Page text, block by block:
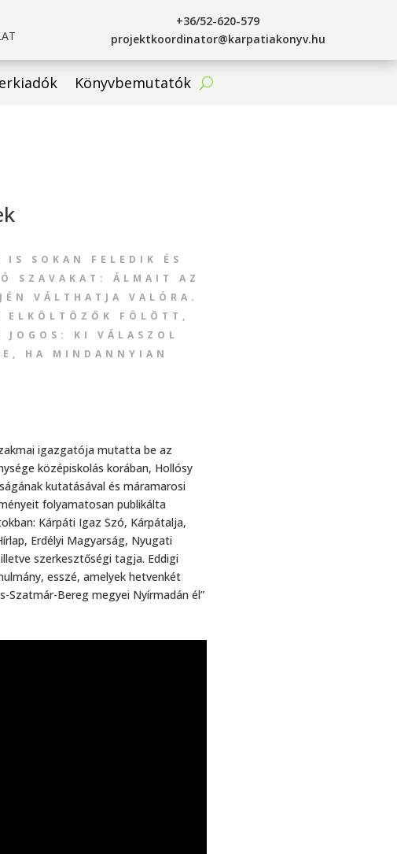
+36/52-620-579
projektkoordinator@karpatiakonyv.hu
Könyvbemutatók
SOKAN FELEDIK ÉS
SZAVAKAT: ÁLMAIT AZ
VÁLTHATJA VALÓRA.
FÖLÖTT,
JOGOS: KI VÁLASZOL
HA MINDANNYIAN
igazgatója mutatta be az
középiskolás korában, Hollósy
kutatásával és máramarosi
folyamatosan publikálta
Kárpáti Igaz Szó, Kárpátalja,
Erdélyi Magyarság, Nyugati
szerkesztőségi tagja. Eddigi
esszé, amelyek hetvenkét
Szatmár-Bereg megyei Nyírmadán él”